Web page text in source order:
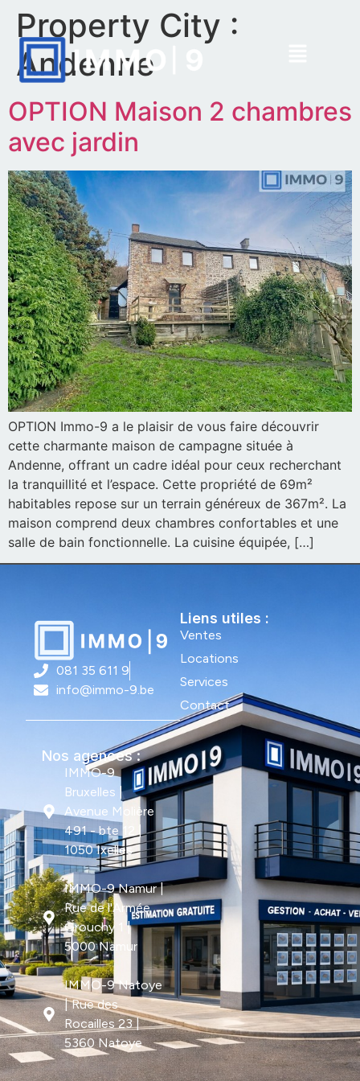
Property City :
Andenne
OPTION Maison 2 chambres
avec jardin
OPTION Immo-9 a le plaisir de vous faire découvrir
cette charmante maison de campagne située à
Andenne, offrant un cadre idéal pour ceux recherchant
la tranquillité et l’espace. Cette propriété de 69m²
habitables repose sur un terrain généreux de 367m². La
maison comprend deux chambres confortables et une
salle de bain fonctionnelle. La cuisine équipée, […]
081 35 611 9
info@immo-9.be
Nos agences :
IMMO-9
Bruxelles |
Avenue Molière
491 - bte 12 |
1050 Ixelles
IMMO-9 Namur |
Rue de l'Armée
Grouchy 1 |
5000 Namur
IMMO-9 Natoye
| Rue des
Rocailles 23 |
5360 Natoye
Liens utiles :
Ventes
Locations
Services
Contact